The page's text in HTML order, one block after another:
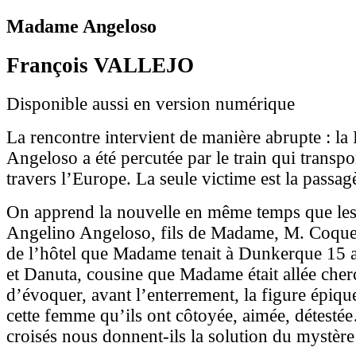
Madame Angeloso
François VALLEJO
Disponible aussi en version numérique
La rencontre intervient de manière abrupte : la
Angeloso a été percutée par le train qui
travers l’Europe. La seule victime est la
On apprend la nouvelle en même temps que
Angelino Angeloso, fils de Madame, M.
de l’hôtel que Madame tenait à Dunkerque 15
et Danuta, cousine que Madame était allée
d’évoquer, avant l’enterrement, la figure
cette femme qu’ils ont côtoyée, aimée,
croisés nous donnent-ils la solution du